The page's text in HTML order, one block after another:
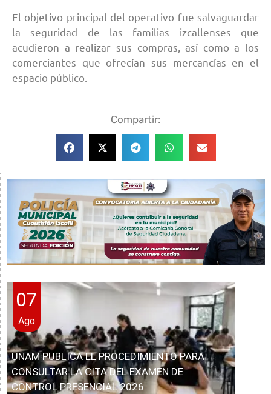
El objetivo principal del operativo fue salvaguardar
la seguridad de las familias izcallenses que
acudieron a realizar sus compras, así como a los
comerciantes que ofrecían sus mercancías en el
espacio público.
Compartir:
07
Ago
UNAM PUBLICA EL PROCEDIMIENTO PARA
CONSULTAR LA CITA DEL EXAMEN DE
CONTROL PRESENCIAL 2026